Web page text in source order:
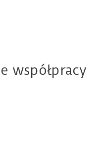
współpracy